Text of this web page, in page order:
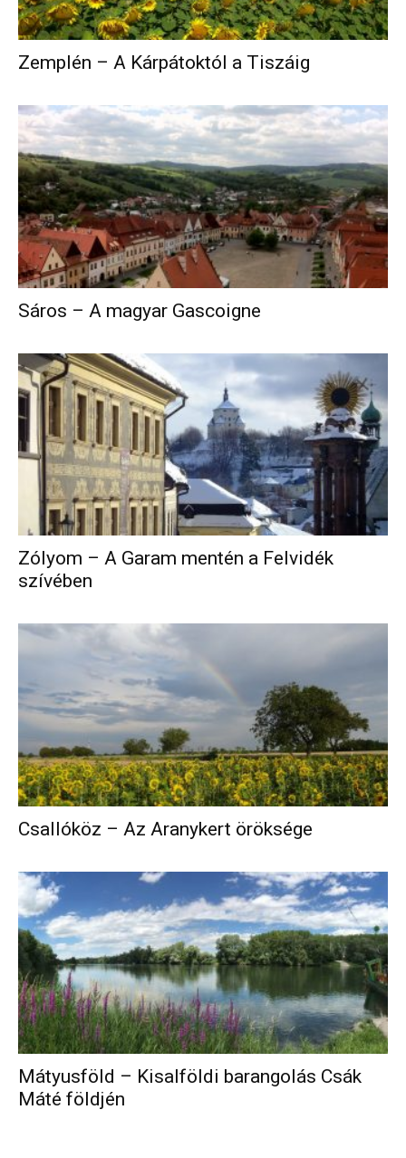
Zemplén – A Kárpátoktól a Tiszáig
Sáros – A magyar Gascoigne
Zólyom – A Garam mentén a Felvidék
szívében
Csallóköz – Az Aranykert öröksége
Mátyusföld – Kisalföldi barangolás Csák
Máté földjén